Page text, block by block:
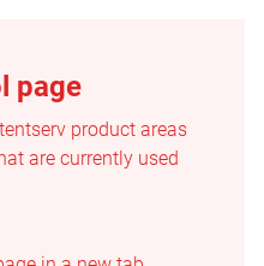
page
product areas
are currently used